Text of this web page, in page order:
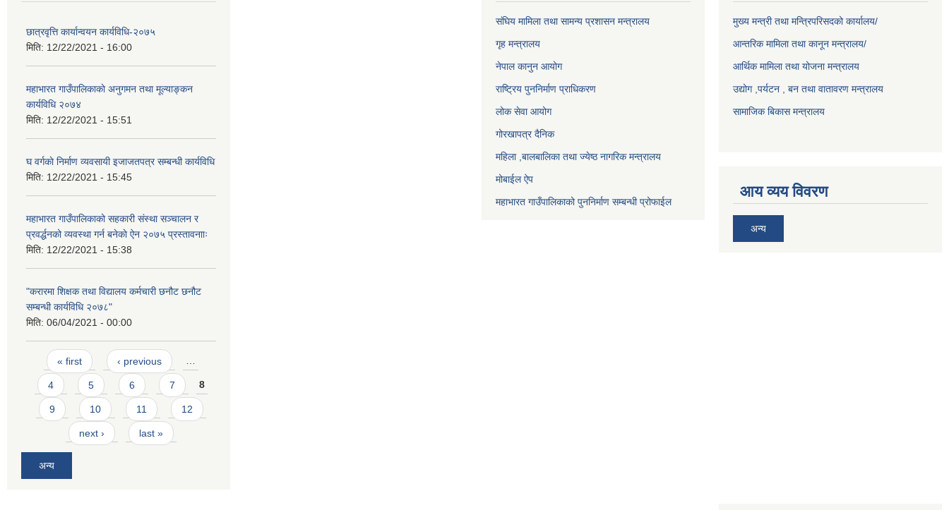
छात्रवृत्ति कार्यान्वयन कार्यविधि-२०७५
मिति: 12/22/2021 - 16:00
महाभारत गाउँपालिकाकाे अनुगमन तथा मूल्याङ्कन
कार्यविधि ‍‍२०७४
मिति: 12/22/2021 - 15:51
घ वर्गकाे निर्माण व्यवसायी इजाजतपत्र सम्बन्धी कार्यविधि
मिति: 12/22/2021 - 15:45
महाभारत गाउँपालिकाको सहकारी संस्था सञ्चालन र
प्रवर्द्धनको व्यवस्था गर्न बनेकाे ऐन २०७५ प्रस्तावनााः
मिति: 12/22/2021 - 15:38
"करारमा शिक्षक तथा विद्यालय कर्मचारी छनौट छनौट
सम्बन्धी कार्यविधि २०७८"
मिति: 06/04/2021 - 00:00
Pages
« first ‹ previous …
4 5 6 7 8
9 10 11 12
next › last »
अन्य
संघिय मामिला तथा सामन्य प्रशासन मन्त्रालय
गृह मन्त्रालय
नेपाल कानुन आयोग
राष्ट्रिय पुननिर्माण प्राधिकरण
लोक सेवा आयोग
गोरखापत्र दैनिक
महिला ,बालबालिका तथा ज्येष्ठ नागरिक मन्त्रालय
मोबाईल ऐप
महाभारत गाउँपालिकाको पुननिर्माण सम्बन्धी प्रोफाईल
मुख्य मन्त्री तथा मन्त्रिपरिसदको कार्यालय/
आन्तरिक मामिला तथा कानून मन्त्रालय/
आर्थिक मामिला तथा योजना मन्त्रालय
उद्योग ,पर्यटन , बन तथा वातावरण मन्त्रालय
सामाजिक बिकास मन्त्रालय
आय व्यय विवरण
अन्य